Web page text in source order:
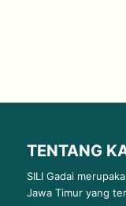
TENTANG
SILI Gadai
Jawa Timur yang